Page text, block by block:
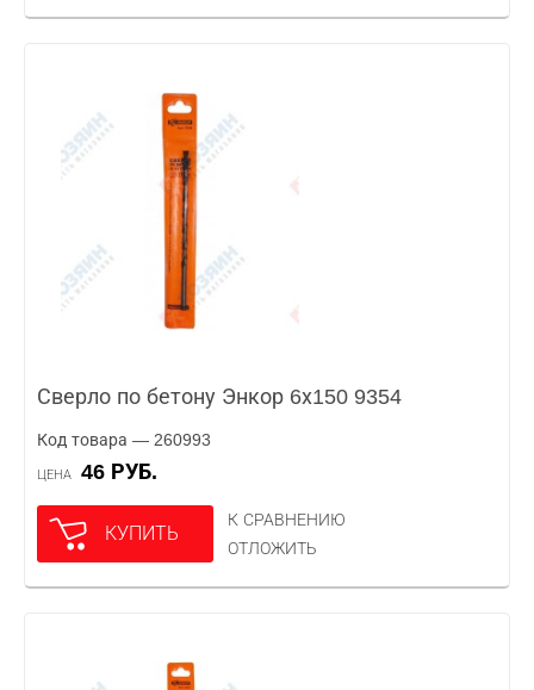
Сверло по бетону Энкор 6х150 9354
Код товара — 260993
ЦЕНА 46 РУБ.
КУПИТЬ
К СРАВНЕНИЮ
ОТЛОЖИТЬ